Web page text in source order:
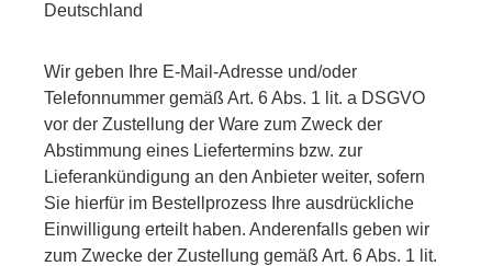
Deutschland
Wir geben Ihre E-Mail-Adresse und/oder
Telefonnummer gemäß Art. 6 Abs. 1 lit. a DSGVO
vor der Zustellung der Ware zum Zweck der
Abstimmung eines Liefertermins bzw. zur
Lieferankündigung an den Anbieter weiter, sofern
Sie hierfür im Bestellprozess Ihre ausdrückliche
Einwilligung erteilt haben. Anderenfalls geben wir
zum Zwecke der Zustellung gemäß Art. 6 Abs. 1 lit.